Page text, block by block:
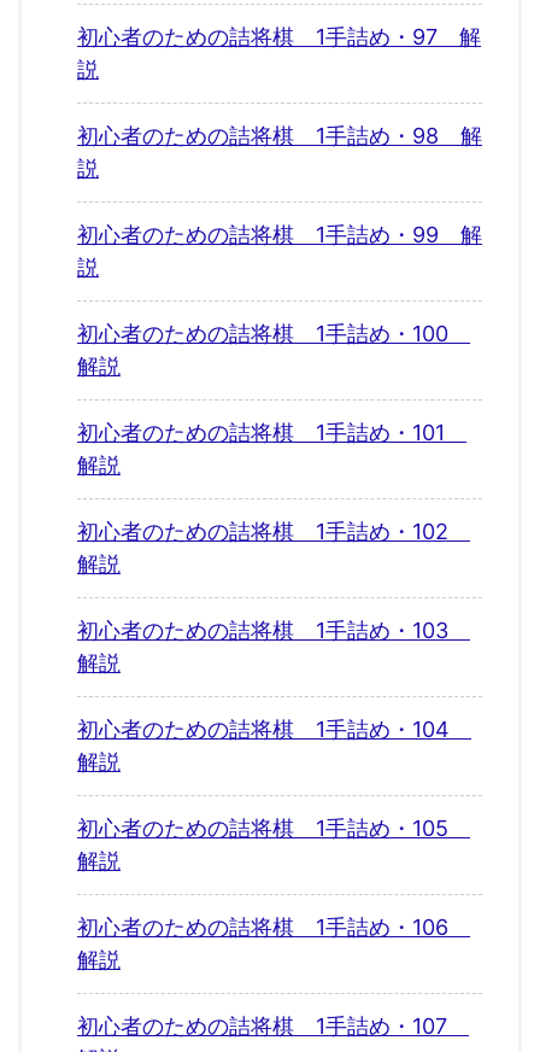
初心者のための詰将棋 1手詰め・97 解
説
初心者のための詰将棋 1手詰め・98 解
説
初心者のための詰将棋 1手詰め・99 解
説
初心者のための詰将棋 1手詰め・100
解説
初心者のための詰将棋 1手詰め・101
解説
初心者のための詰将棋 1手詰め・102
解説
初心者のための詰将棋 1手詰め・103
解説
初心者のための詰将棋 1手詰め・104
解説
初心者のための詰将棋 1手詰め・105
解説
初心者のための詰将棋 1手詰め・106
解説
初心者のための詰将棋 1手詰め・107